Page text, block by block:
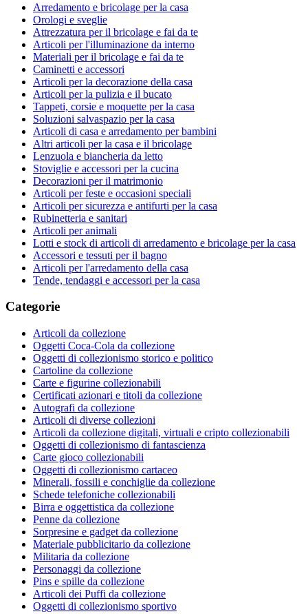
Arredamento e bricolage per la casa
Orologi e sveglie
Attrezzatura per il bricolage e fai da te
Articoli per l'illuminazione da interno
Materiali per il bricolage e fai da te
Caminetti e accessori
Articoli per la decorazione della casa
Articoli per la pulizia e il bucato
Tappeti, corsie e moquette per la casa
Soluzioni salvaspazio per la casa
Articoli di casa e arredamento per bambini
Altri articoli per la casa e il bricolage
Lenzuola e biancheria da letto
Stoviglie e accessori per la cucina
Decorazioni per il matrimonio
Articoli per feste e occasioni speciali
Articoli per sicurezza e antifurti per la casa
Rubinetteria e sanitari
Articoli per animali
Lotti e stock di articoli di arredamento e bricolage per la casa
Accessori e tessuti per il bagno
Articoli per l'arredamento della casa
Tende, tendaggi e accessori per la casa
Categorie
Articoli da collezione
Oggetti Coca-Cola da collezione
Oggetti di collezionismo storico e politico
Cartoline da collezione
Carte e figurine collezionabili
Certificati azionari e titoli da collezione
Autografi da collezione
Articoli di diverse collezioni
Articoli da collezione digitali, virtuali e cripto collezionabili
Oggetti di collezionismo di fantascienza
Carte gioco collezionabili
Oggetti di collezionismo cartaceo
Minerali, fossili e conchiglie da collezione
Schede telefoniche collezionabili
Birra e oggettistica da collezione
Penne da collezione
Sorpresine e gadget da collezione
Materiale pubblicitario da collezione
Militaria da collezione
Personaggi da collezione
Pins e spille da collezione
Articoli dei Puffi da collezione
Oggetti di collezionismo sportivo